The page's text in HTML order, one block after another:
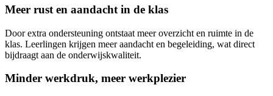
Meer rust en aandacht in de klas
Door extra ondersteuning ontstaat meer overzicht en ruimte in de
klas. Leerlingen krijgen meer aandacht en begeleiding, wat direct
bijdraagt aan de onderwijskwaliteit.
Minder werkdruk, meer werkplezier